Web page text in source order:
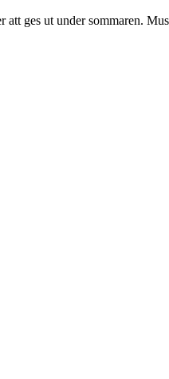
att ges ut under sommaren.